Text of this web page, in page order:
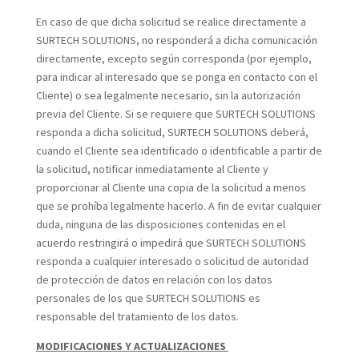
En caso de que dicha solicitud se realice directamente a
SURTECH SOLUTIONS, no responderá a dicha comunicación
directamente, excepto según corresponda (por ejemplo,
para indicar al interesado que se ponga en contacto con el
Cliente) o sea legalmente necesario, sin la autorización
previa del Cliente. Si se requiere que SURTECH SOLUTIONS
responda a dicha solicitud, SURTECH SOLUTIONS deberá,
cuando el Cliente sea identificado o identificable a partir de
la solicitud, notificar inmediatamente al Cliente y
proporcionar al Cliente una copia de la solicitud a menos
que se prohíba legalmente hacerlo. A fin de evitar cualquier
duda, ninguna de las disposiciones contenidas en el
acuerdo restringirá o impedirá que SURTECH SOLUTIONS
responda a cualquier interesado o solicitud de autoridad
de protección de datos en relación con los datos
personales de los que SURTECH SOLUTIONS es
responsable del tratamiento de los datos.
MODIFICACIONES Y ACTUALIZACIONES